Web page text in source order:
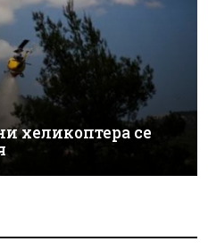
хеликоптера се